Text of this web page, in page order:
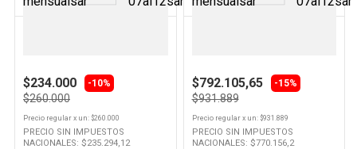
$234.000 -10%
$260.000
Precio regular x un: $260.000
PRECIO SIN IMPUESTOS
NACIONALES: $235.294,12
$792.105,65 -15%
$931.889
Precio regularx un: $931.889
PRECIO SIN IMPUESTOS
NACIONALES: $770.156,2